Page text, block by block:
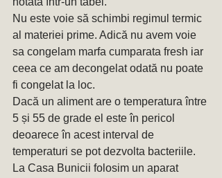
Nu este voie să schimbi regimul termic
al materiei prime. Adică nu avem voie
sa congelam marfa cumparata fresh iar
ceea ce am decongelat odată nu poate
fi congelat la loc.
Dacă un aliment are o temperatura între
5 și 55 de grade el este în pericol
deoarece în acest interval de
temperaturi se pot dezvolta bacteriile.
La Casa Bunicii folosim un aparat